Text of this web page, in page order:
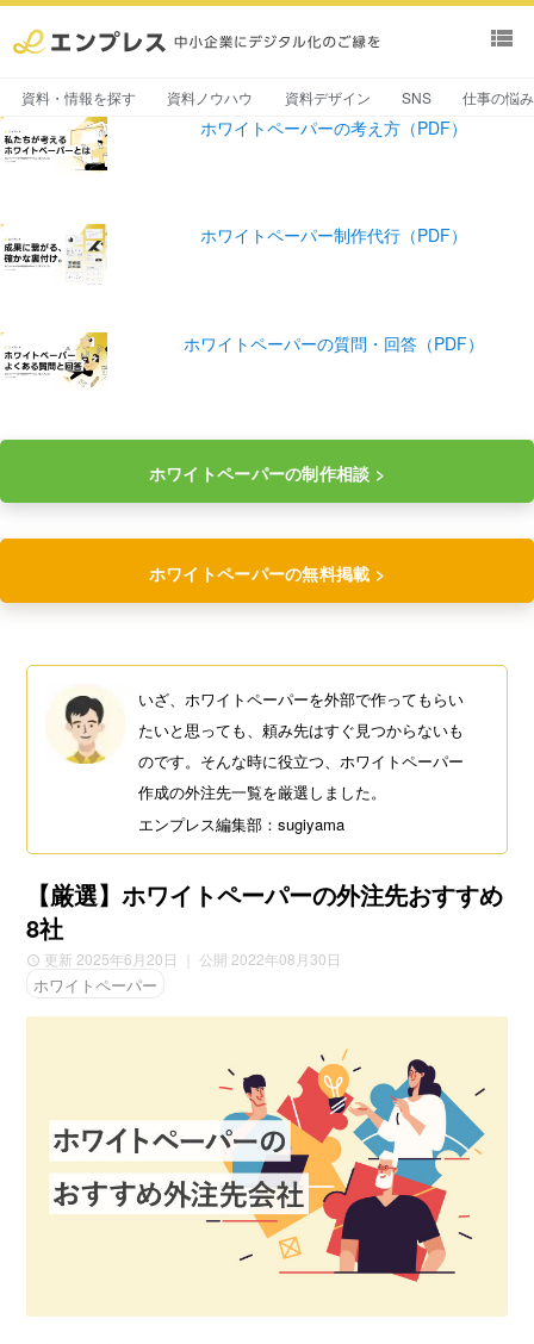
view_list
資料・情報を探す 資料ノウハウ 資料デザイン SNS 仕事の悩
ホワイトペーパーの考え方（PDF）
ホワイトペーパー制作代行（PDF）
ホワイトペーパーの質問・回答（PDF）
ホワイトペーパーの制作相談 >
ホワイトペーパーの無料掲載 >
いざ、ホワイトペーパーを外部で作ってもらい
たいと思っても、頼み先はすぐ見つからないも
のです。そんな時に役立つ、ホワイトペーパー
作成の外注先一覧を厳選しました。
エンプレス編集部：sugiyama
【厳選】ホワイトペーパーの外注先おすすめ
8社
更新 2025年6月20日 ｜ 公開 2022年08月30日
ホワイトペーパー